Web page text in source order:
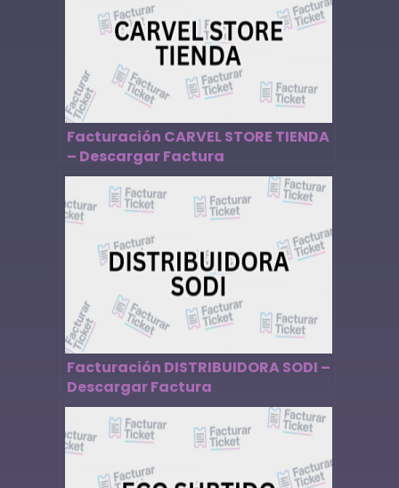
Facturación CARVEL STORE TIENDA
– Descargar Factura
Facturación DISTRIBUIDORA SODI –
Descargar Factura